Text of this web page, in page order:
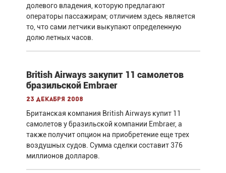
долевого владения, которую предлагают
операторы пассажирам; отличием здесь является
то, что сами летчики выкупают определенную
долю летных часов.
British Airways закупит 11 самолетов
бразильской Embraer
23 декабря 2008
Британская компания British Airways купит 11
самолетов у бразильской компании Embraer, а
также получит опцион на приобретение еще трех
воздушных судов. Сумма сделки составит 376
миллионов долларов.